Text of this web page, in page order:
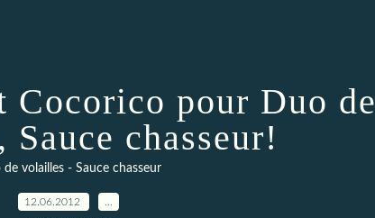
Cocorico pour Duo de
chasseur!
de volailles - Sauce chasseur
12.06.2012